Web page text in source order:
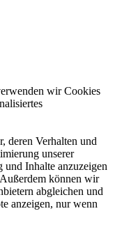
wir Cookies
deren Verhalten und
unserer
und Inhalte anzuzeigen
können wir
abgleichen und
anzeigen, nur wenn